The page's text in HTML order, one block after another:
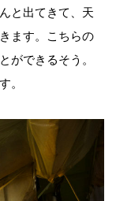
と出てきて、天
ます。こちらの
ができるそう。
。